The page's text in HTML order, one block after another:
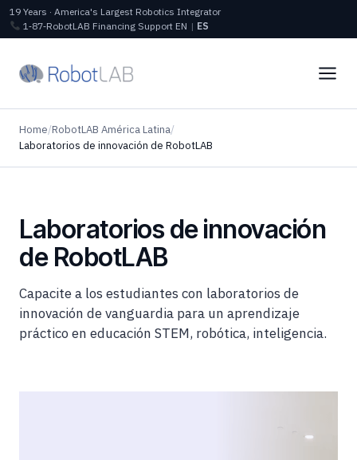
19 Years · America's Largest Robotics Integrator
1‑87‑RobotLAB Financing Support EN | ES
Home/RobotLAB América Latina/
Laboratorios de innovación de RobotLAB
Laboratorios de innovación
de RobotLAB
Capacite a los estudiantes con laboratorios de
innovación de vanguardia para un aprendizaje
práctico en educación STEM, robótica, inteligencia.